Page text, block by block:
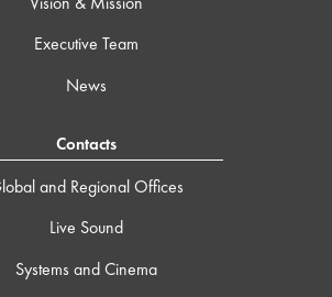
Executive Team
News
Contacts
and Regional Offices
Live Sound
Systems and Cinema